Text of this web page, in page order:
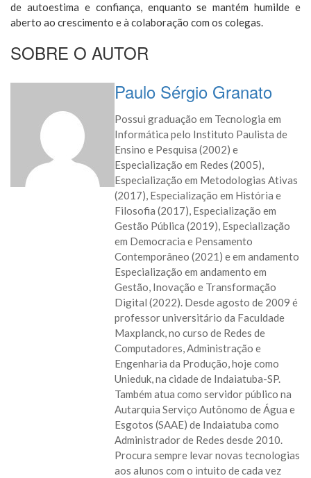
de autoestima e confiança, enquanto se mantém humilde e
aberto ao crescimento e à colaboração com os colegas.
SOBRE O AUTOR
Paulo Sérgio Granato
Possui graduação em Tecnologia em
Informática pelo Instituto Paulista de
Ensino e Pesquisa (2002) e
Especialização em Redes (2005),
Especialização em Metodologias Ativas
(2017), Especialização em História e
Filosofia (2017), Especialização em
Gestão Pública (2019), Especialização
em Democracia e Pensamento
Contemporâneo (2021) e em andamento
Especialização em andamento em
Gestão, Inovação e Transformação
Digital (2022). Desde agosto de 2009 é
professor universitário da Faculdade
Maxplanck, no curso de Redes de
Computadores, Administração e
Engenharia da Produção, hoje como
Unieduk, na cidade de Indaiatuba-SP.
Também atua como servidor público na
Autarquia Serviço Autônomo de Água e
Esgotos (SAAE) de Indaiatuba como
Administrador de Redes desde 2010.
Procura sempre levar novas tecnologias
aos alunos com o intuito de cada vez